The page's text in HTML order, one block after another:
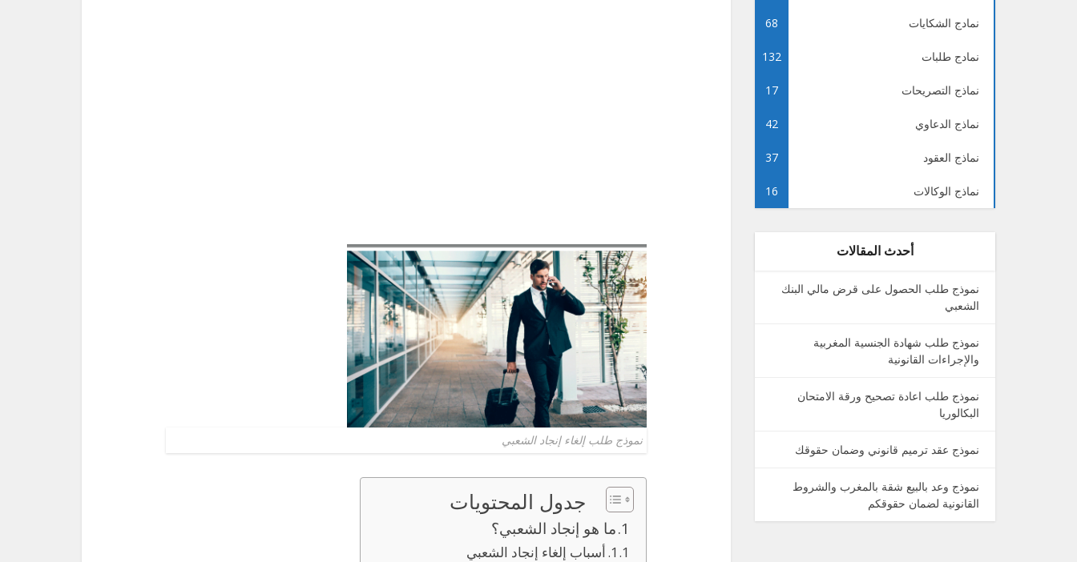
نموذج طلب إلغاء إنجاد الشعبي
جدول المحتويات
ما هو إنجاد الشعبي؟
أسباب إلغاء إنجاد الشعبي
نمادج الشكايات 68
نمادج طلبات 132
نماذج التصريحات 17
نماذج الدعاوي 42
نماذج العقود 37
نماذج الوكالات 16
أحدث المقالات
نموذج طلب الحصول على قرض مالي البنك
الشعبي
نموذج طلب شهادة الجنسية المغربية
والإجراءات القانونية
نموذج طلب اعادة تصحيح ورقة الامتحان
البكالوريا
نموذج عقد ترميم قانوني وضمان حقوقك
نموذج وعد بالبيع شقة بالمغرب والشروط
القانونية لضمان حقوقكم